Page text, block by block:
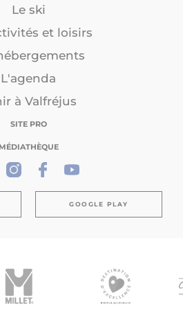
Le ski
et loisirs
L'agenda
à Valfréjus
SITE PRO
MÉDIATHÈQUE
GOOGLE PLAY